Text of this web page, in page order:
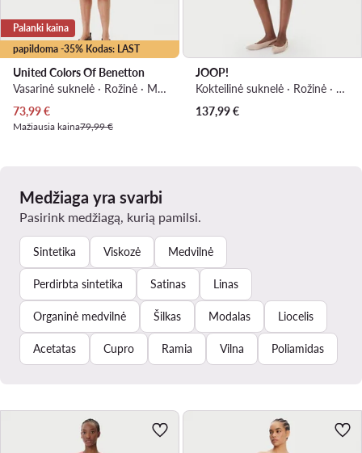
papildoma -35% Kodas: LAST
Palanki kaina
United Colors Of Benetton
Vasarinė suknelė · Rožinė · Midi
Dabartinė kaina
73,99€
Mažiausia kaina79,99 €
JOOP!
Kokteilinė suknelė · Rožinė · Mini
137,99€
Medžiaga yra svarbi
Pasirink medžiagą, kurią pamilsi.
Sintetika Viskozė Medvilnė
Perdirbta sintetika Satinas Linas
Organinė medvilnė Šilkas Modalas Liocelis
Acetatas Cupro Ramia Vilna Poliamidas